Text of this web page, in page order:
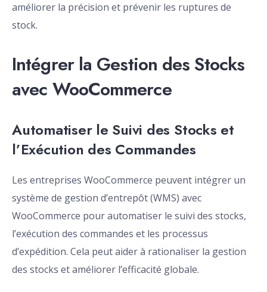
améliorer la précision et prévenir les ruptures de
stock.
Intégrer la Gestion des Stocks
avec WooCommerce
Automatiser le Suivi des Stocks et
l’Exécution des Commandes
Les entreprises WooCommerce peuvent intégrer un
système de gestion d’entrepôt (WMS) avec
WooCommerce pour automatiser le suivi des stocks,
l’exécution des commandes et les processus
d’expédition. Cela peut aider à rationaliser la gestion
des stocks et améliorer l’efficacité globale.